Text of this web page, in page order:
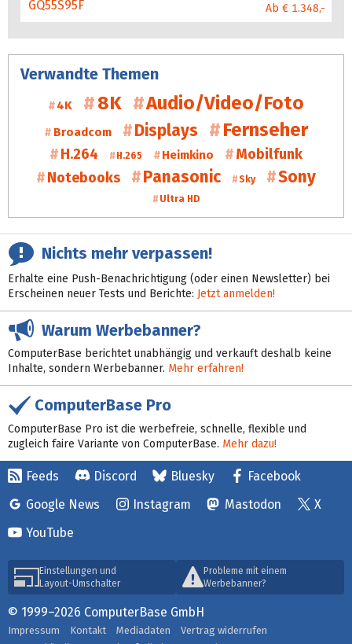
Ab € 1.348,-
Verwandte Themen
4K 8K Audio/Video/Foto
Broadcom Displays Fernseher
H.264 H.265 Heimkino
Mobilfunk
Notebooks
Panasonic Sky Sony
Ultra HD
Nichts mehr verpassen!
Erhalte eine Push-Benachrichtigung (oder einen Newsletter) bei
Erscheinen neuer Tests und Berichte: Jetzt anmelden!
Warum Werbebanner?
ComputerBase berichtet unabhängig und verkauft deshalb keine
Inhalte, sondern Werbebanner. Mehr erfahren!
ComputerBase Pro
ComputerBase Pro ist die werbefreie, schnelle, flexible und
zugleich faire Variante von ComputerBase. Mehr dazu!
Feeds Discord Bluesky
Facebook
Google News
Instagram Mastodon
X
YouTube
Einstellungen und
Layout-Umschalter
Probleme mit einem
Werbebanner?
© 1999–2026 ComputerBase GmbH
Impressum Kontakt Mediadaten
Vertrag widerrufen